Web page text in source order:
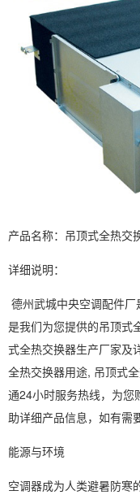
产品名称：吊顶式全热交
详细说明：
德州武城中央空调配件
是我们为您提供的吊顶式
式全热交换器生产厂家及
全热交换器用途, 吊顶式
通24小时服务热线，为您
助详细产品信息，如有需
能源与环境
空调器成为人类避暑防寒